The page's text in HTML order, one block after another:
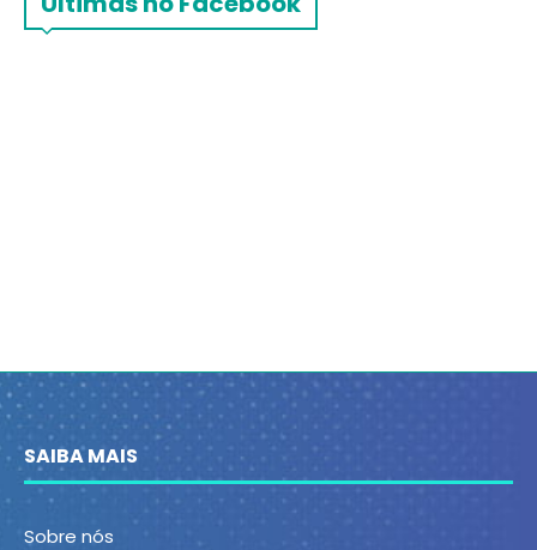
SAIBA MAIS
Sobre nós